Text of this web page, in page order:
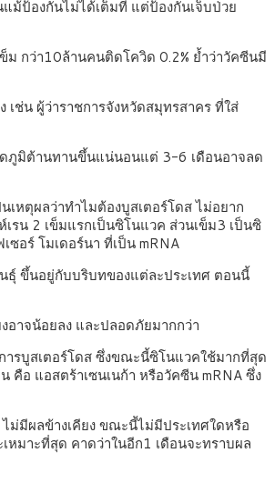
ม้ป้องกันไม่ได้เต็มที่ แต่ป้องกันเจ็บป่วย
ม กว่า10ล้านคนติดโควิด 0.2% ย้ำว่าวัคซีนมี
ช่น ผู้ว่าราชการจังหวัดสมุทรสาคร ที่ใส่
ภูมิต้านทานขึ้นแน่นอนแต่ 3-6 เดือนอาจลด
หตุผลว่าทำไมต้องบูสเตอร์โดส ไม่อยาก
รน 2 เข็มแรกเป็นซิโนแวค ส่วนเข็ม3 เป็นซิ
อร์ โมเดอร์นา ที่เป็น mRNA
ธุ์ ขึ้นอยู่กับบริบทของแต่ละประเทศ ตอนนี้
คียงอาจน้อยลง และปลอดภัยมากกว่า
รบูสเตอร์โดส ซึ่งขณะนี้ซิโนแวคใช้มากที่สุด
อ แอสตร้าเซนเนก้า หรือวัคซีน mRNA ซึ่ง
ม่มีผลข้างเคียง ขณะนี้ไม่มีประเทศใดหรือ
หมาะที่สุด คาดว่าในอีก1 เดือนจะทราบผล